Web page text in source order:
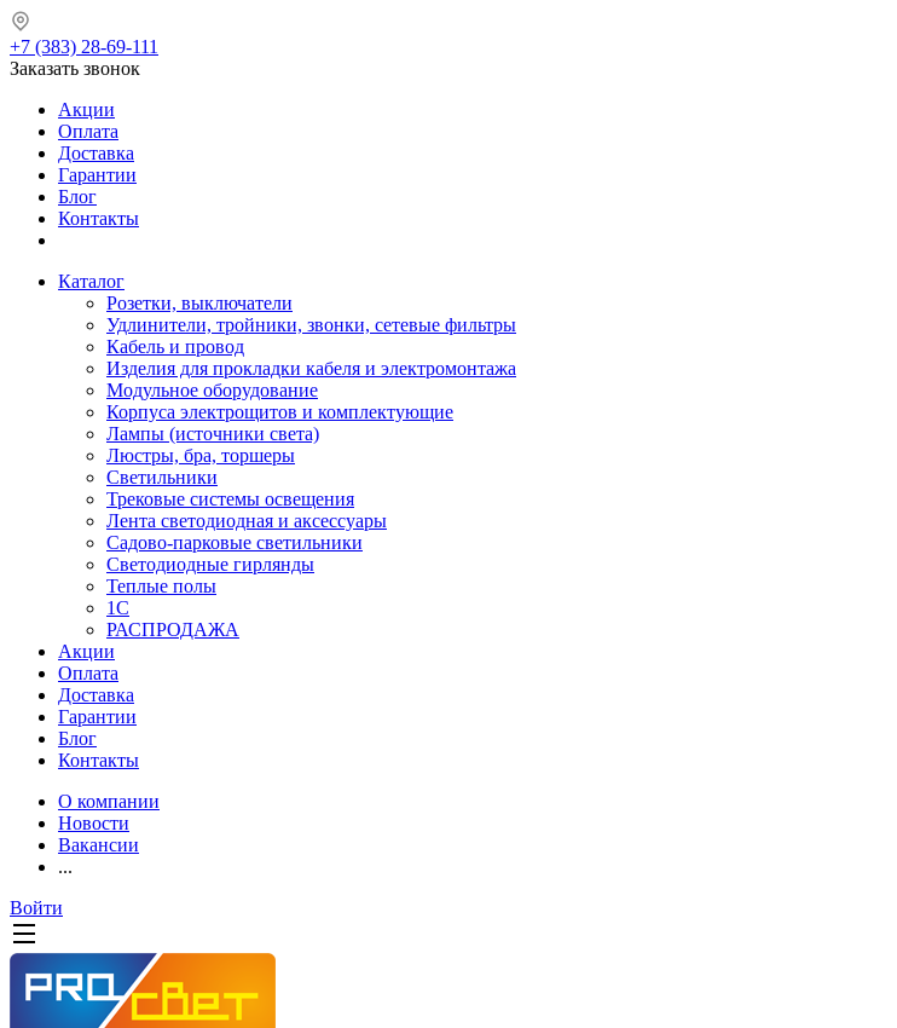
+7 (383) 28-69-111
Заказать звонок
Акции
Оплата
Доставка
Гарантии
Блог
Контакты
Каталог
Розетки, выключатели
Удлинители, тройники, звонки, сетевые фильтры
Кабель и провод
Изделия для прокладки кабеля и электромонтажа
Модульное оборудование
Корпуса электрощитов и комплектующие
Лампы (источники света)
Люстры, бра, торшеры
Светильники
Трековые системы освещения
Лента светодиодная и аксессуары
Садово-парковые светильники
Светодиодные гирлянды
Теплые полы
1С
РАСПРОДАЖА
Акции
Оплата
Доставка
Гарантии
Блог
Контакты
О компании
Новости
Вакансии
...
Войти